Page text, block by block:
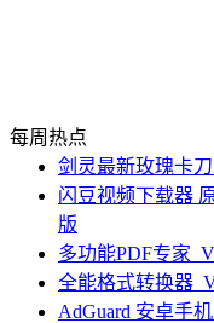
每周热点
剑灵最新玫瑰卡
闪豆视频下载器
版
多功能PDF专家
全能格式转换器
AdGuard 安卓手